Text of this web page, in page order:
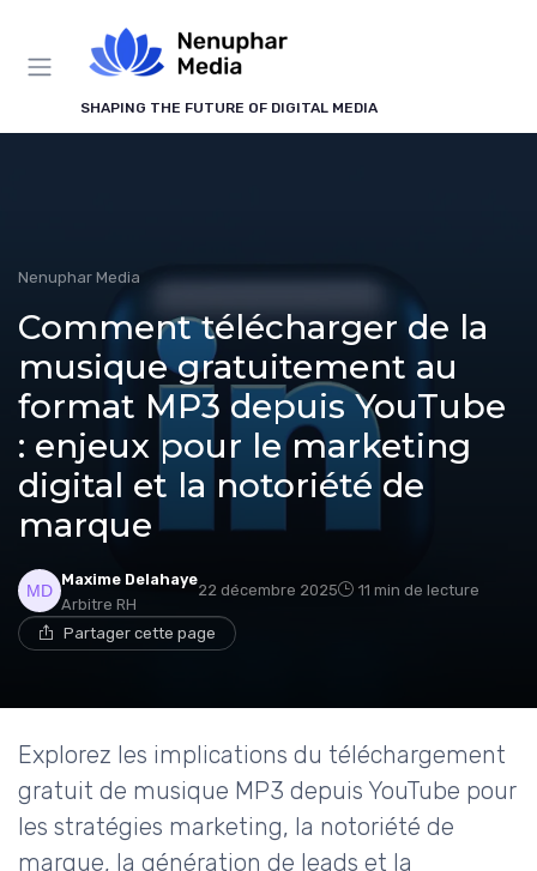
SHAPING THE FUTURE OF DIGITAL MEDIA
Nenuphar Media
Comment télécharger de la
musique gratuitement au
format MP3 depuis YouTube
: enjeux pour le marketing
digital et la notoriété de
marque
Maxime Delahaye
Arbitre RH
22 décembre 2025 11 min de lecture
Partager cette page
Explorez les implications du téléchargement
gratuit de musique MP3 depuis YouTube pour
les stratégies marketing, la notoriété de
marque, la génération de leads et la